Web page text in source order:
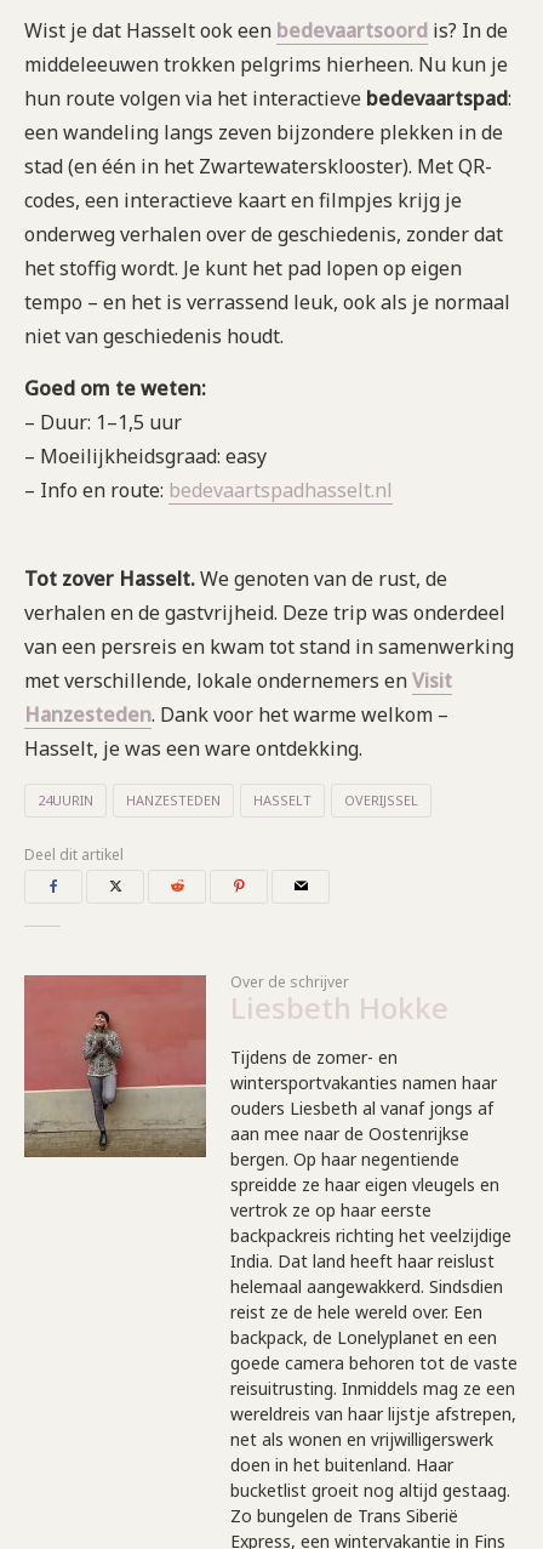
Wist je dat Hasselt ook een bedevaartsoord is? In de
middeleeuwen trokken pelgrims hierheen. Nu kun je
hun route volgen via het interactieve bedevaartspad:
een wandeling langs zeven bijzondere plekken in de
stad (en één in het Zwartewatersklooster). Met QR-
codes, een interactieve kaart en filmpjes krijg je
onderweg verhalen over de geschiedenis, zonder dat
het stoffig wordt. Je kunt het pad lopen op eigen
tempo – en het is verrassend leuk, ook als je normaal
niet van geschiedenis houdt.
Goed om te weten:
– Duur: 1–1,5 uur
– Moeilijkheidsgraad: easy
– Info en route: bedevaartspadhasselt.nl
Tot zover Hasselt.We genoten van de rust, de
verhalen en de gastvrijheid. Deze trip was onderdeel
van een persreis en kwam tot stand in samenwerking
met verschillende, lokale ondernemers enVisit
Hanzesteden. Dank voor het warme welkom –
Hasselt, je was een ware ontdekking.
24UURIN HANZESTEDEN HASSELT OVERIJSSEL
Deel dit artikel
Over de schrijver
Liesbeth Hokke
Tijdens de zomer- en
wintersportvakanties namen haar
ouders Liesbeth al vanaf jongs af
aan mee naar de Oostenrijkse
bergen. Op haar negentiende
spreidde ze haar eigen vleugels en
vertrok ze op haar eerste
backpackreis richting het veelzijdige
India. Dat land heeft haar reislust
helemaal aangewakkerd. Sindsdien
reist ze de hele wereld over. Een
backpack, de Lonelyplanet en een
goede camera behoren tot de vaste
reisuitrusting. Inmiddels mag ze een
wereldreis van haar lijstje afstrepen,
net als wonen en vrijwilligerswerk
doen in het buitenland. Haar
bucketlist groeit nog altijd gestaag.
Zo bungelen de Trans Siberië
Express, een wintervakantie in Fins